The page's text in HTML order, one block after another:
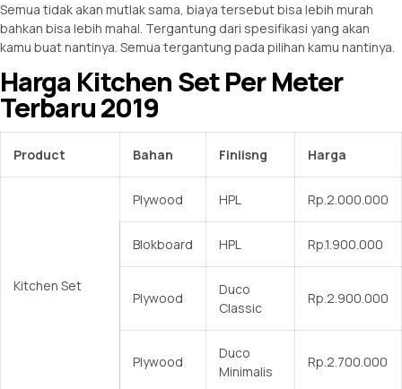
Semua tidak akan mutlak sama, biaya tersebut bisa lebih murah
bahkan bisa lebih mahal. Tergantung dari spesifikasi yang akan
kamu buat nantinya. Semua tergantung pada pilihan kamu nantinya.
Harga Kitchen Set Per Meter
Terbaru 2019
Product Bahan Finiisng Harga
Kitchen Set
Plywood HPL Rp.2.000.000
Blokboard HPL Rp.1.900.000
Plywood
Duco
Classic
Rp.2.900.000
Plywood
Duco
Minimalis
Rp.2.700.000